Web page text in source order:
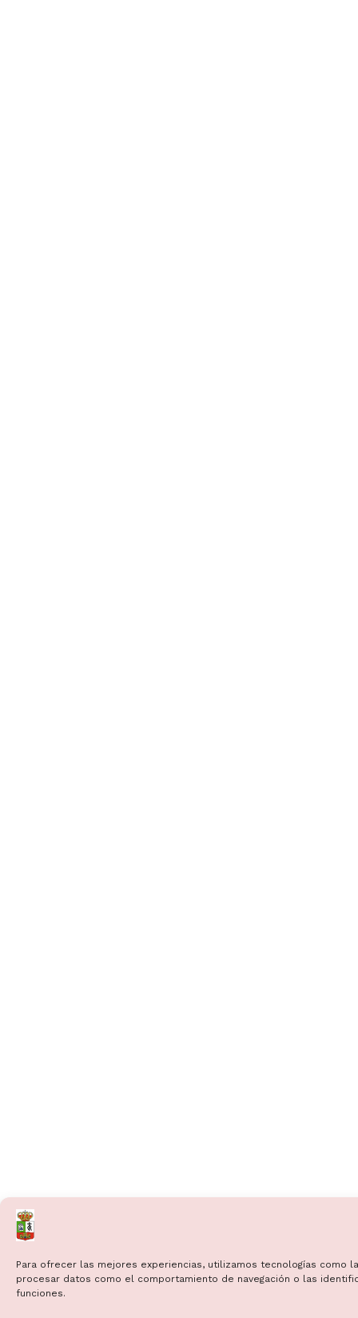
Para ofrecer las mejores experiencias, utilizamos tecnologías
procesar datos como el comportamiento de navegación o las
funciones.